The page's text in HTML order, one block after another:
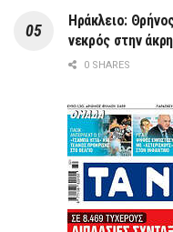
Ηράκλειο:
νεκρός στην
0 SHARES